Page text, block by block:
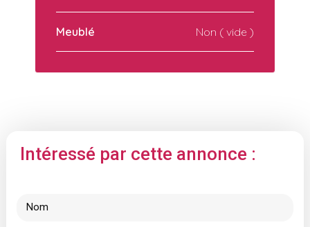
Meublé Non ( vide )
Intéressé par cette annonce :